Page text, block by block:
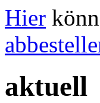
Hier
aktuell